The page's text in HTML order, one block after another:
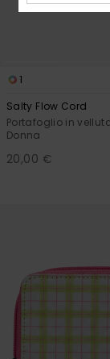
1
Salty Flow Cord
Portafoglio in
Donna
20,00 €